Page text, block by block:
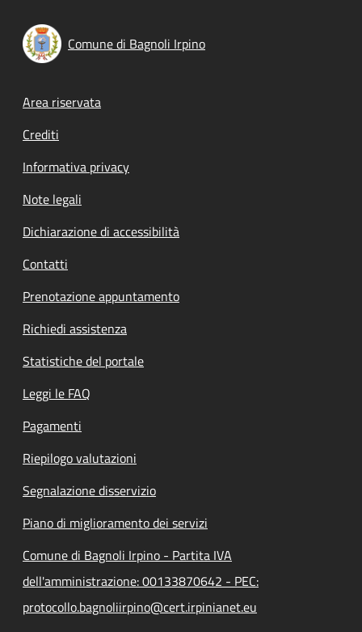
Comune di Bagnoli Irpino
Footer menu
Area riservata
Crediti
Informativa privacy
Note legali
Dichiarazione di accessibilità
Contatti
Prenotazione appuntamento
Richiedi assistenza
Statistiche del portale
Leggi le FAQ
Pagamenti
Riepilogo valutazioni
Segnalazione disservizio
Piano di miglioramento dei servizi
Comune di Bagnoli Irpino - Partita IVA
dell'amministrazione: 00133870642 - PEC:
protocollo.bagnoliirpino@cert.irpinianet.eu